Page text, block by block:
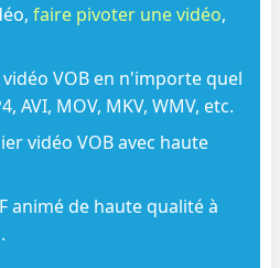
faire pivoter une vidéo,
VOB en n'importe quel
AVI, MOV, MKV, WMV, etc.
vidéo VOB avec haute
animé de haute qualité à